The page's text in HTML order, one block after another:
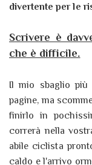
divertente per le
Scrivere è
che è difficile.
Il mio sbaglio
pagine, ma
finirlo in
correrà nella
abile ciclista
caldo e l'arrivo